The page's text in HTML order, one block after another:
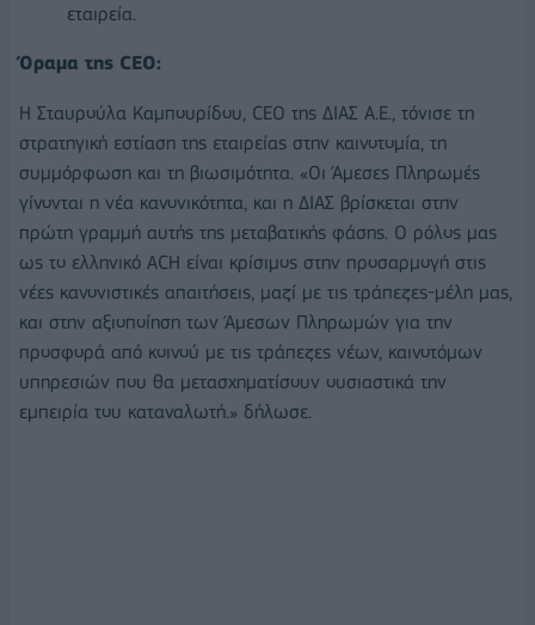
εταιρεία.
Όραμα της CEO:
Η Σταυρούλα Καμπουρίδου, CEO της ΔΙΑΣ Α.Ε., τόνισε τη
στρατηγική εστίαση της εταιρείας στην καινοτομία, τη
συμμόρφωση και τη βιωσιμότητα. «Οι Άμεσες Πληρωμές
γίνονται η νέα κανονικότητα, και η ΔΙΑΣ βρίσκεται στην
πρώτη γραμμή αυτής της μεταβατικής φάσης. Ο ρόλος μας
ως το ελληνικό ACH είναι κρίσιμος στην προσαρμογή στις
νέες κανονιστικές απαιτήσεις, μαζί με τις τράπεζες-μέλη μας,
και στην αξιοποίηση των Άμεσων Πληρωμών για την
προσφορά από κοινού με τις τράπεζες νέων, καινοτόμων
υπηρεσιών που θα μετασχηματίσουν ουσιαστικά την
εμπειρία του καταναλωτή.» δήλωσε.